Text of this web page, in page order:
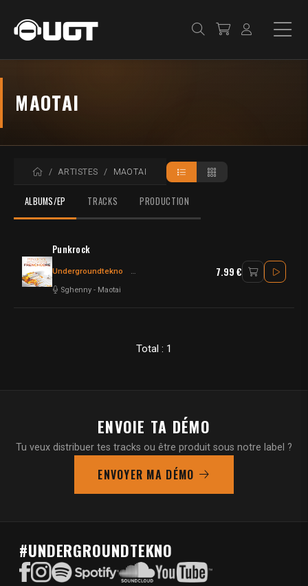
MAOTAI
ACCUEIL
ARTISTES MAOTAI
ALBUMS/EP TRACKS PRODUCTION
Punkrock
Undergroundtekno Frenchcore - Hardcore Frenchcore
Sghenny - Maotai
7.99 €
Total : 1
ENVOIE TA DÉMO
Tu veux distribuer tes tracks ou être produit sous notre label ?
ENVOYER MA DÉMO
#UNDERGROUNDTEKNO